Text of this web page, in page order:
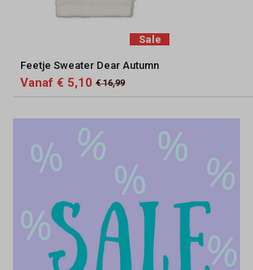
Keez&Co Sale
Feetje Sweater Dear Autumn
Vanaf € 5,10 € 16,99